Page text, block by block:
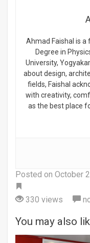
Ahmad Faishal is a
Degree in
University,
about design,
fields, Faishal
with creativity,
as the best place
Posted on October
330 views
You may also